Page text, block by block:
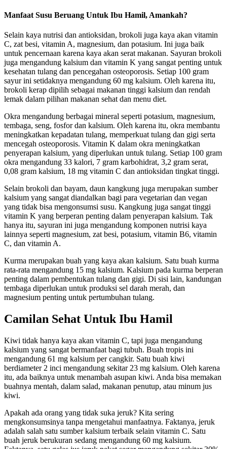
Manfaat Susu Beruang Untuk Ibu Hamil, Amankah?
Selain kaya nutrisi dan antioksidan, brokoli juga kaya akan vitamin
C, zat besi, vitamin A, magnesium, dan potasium. Ini juga baik
untuk pencernaan karena kaya akan serat makanan. Sayuran brokoli
juga mengandung kalsium dan vitamin K yang sangat penting untuk
kesehatan tulang dan pencegahan osteoporosis. Setiap 100 gram
sayur ini setidaknya mengandung 60 mg kalsium. Oleh karena itu,
brokoli kerap dipilih sebagai makanan tinggi kalsium dan rendah
lemak dalam pilihan makanan sehat dan menu diet.
Okra mengandung berbagai mineral seperti potasium, magnesium,
tembaga, seng, fosfor dan kalsium. Oleh karena itu, okra membantu
meningkatkan kepadatan tulang, memperkuat tulang dan gigi serta
mencegah osteoporosis. Vitamin K dalam okra meningkatkan
penyerapan kalsium, yang diperlukan untuk tulang. Setiap 100 gram
okra mengandung 33 kalori, 7 gram karbohidrat, 3,2 gram serat,
0,08 gram kalsium, 18 mg vitamin C dan antioksidan tingkat tinggi.
Selain brokoli dan bayam, daun kangkung juga merupakan sumber
kalsium yang sangat diandalkan bagi para vegetarian dan vegan
yang tidak bisa mengonsumsi susu. Kangkung juga sangat tinggi
vitamin K yang berperan penting dalam penyerapan kalsium. Tak
hanya itu, sayuran ini juga mengandung komponen nutrisi kaya
lainnya seperti magnesium, zat besi, potasium, vitamin B6, vitamin
C, dan vitamin A.
Kurma merupakan buah yang kaya akan kalsium. Satu buah kurma
rata-rata mengandung 15 mg kalsium. Kalsium pada kurma berperan
penting dalam pembentukan tulang dan gigi. Di sisi lain, kandungan
tembaga diperlukan untuk produksi sel darah merah, dan
magnesium penting untuk pertumbuhan tulang.
Camilan Sehat Untuk Ibu Hamil
Kiwi tidak hanya kaya akan vitamin C, tapi juga mengandung
kalsium yang sangat bermanfaat bagi tubuh. Buah tropis ini
mengandung 61 mg kalsium per cangkir. Satu buah kiwi
berdiameter 2 inci mengandung sekitar 23 mg kalsium. Oleh karena
itu, ada baiknya untuk menambah asupan kiwi. Anda bisa memakan
buahnya mentah, dalam salad, makanan penutup, atau minum jus
kiwi.
Apakah ada orang yang tidak suka jeruk? Kita sering
mengkonsumsinya tanpa mengetahui manfaatnya. Faktanya, jeruk
adalah salah satu sumber kalsium terbaik selain vitamin C. Satu
buah jeruk berukuran sedang mengandung 60 mg kalsium.